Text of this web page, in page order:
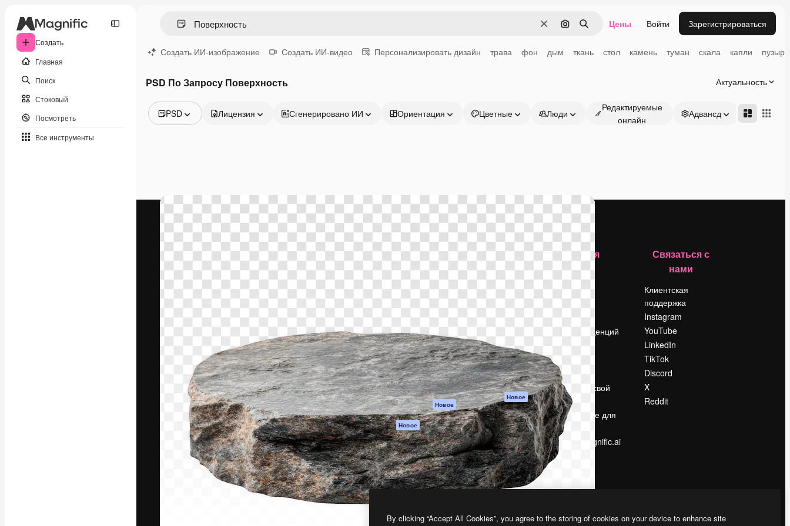
Создать
Главная
Поиск
Стоковый
Посмотреть
Все инструменты
ОчиститьПоиск по изображению
Поиск Цены Войти Зарегистрироваться
Создать ИИ-изображение Создать ИИ-видео Персонализировать дизайн трава фон дым ткань стол камень туман скала капли пузыри
PSD По Запросу Поверхность Актуальность
PSD
Видео
Иконки
3D-модели
Шрифты
Лицензия Сгенерировано ИИ Ориентация Цветные Люди
Редактируемые
онлайн
Адвансд
Креативная платформа для создания
подписчиков среди креаторов,
предприятий, агентств и студий.
Pусский
Продукция
ИИ-помощник
изображений ИИ
Генератор видео
ИИ
Генератор голоса
на основе ИИ
Стоковый контент
MCP для
Claude/ChatGPT
Новое
Агенты Новое
API
Мобильное
приложение
Все инструменты
Magnific
Начать
Документация по
Пакету ИИ
Служба
поддержки
Условия и
положения
Политика
конфиденциальности
Оригиналы Новое
Политика файлов
cookie
Центр доверия
Партнеры
Предприятие
Компания
О нас
Вакансии
Поиск тенденций
Блог
События
Slidesgo
Продайте свой
контент
Помещение для
прессы
Ищете magnific.ai
Связаться с
нами
Клиентская
поддержка
Instagram
YouTube
LinkedIn
TikTok
Discord
X
Reddit
By clicking “Accept All Cookies”, you agree to the storing of cookies on your device to enhance site